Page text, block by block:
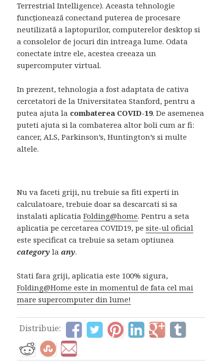
Terrestrial Intelligence). Aceasta tehnologie
funcționează conectand puterea de procesare
neutilizată a laptopurilor, computerelor desktop si
a consolelor de jocuri din intreaga lume. Odata
conectate intre ele, acestea creeaza un
supercomputer virtual.
In prezent, tehnologia a fost adaptata de cativa
cercetatori de la Universitatea Stanford, pentru a
putea ajuta la combaterea COVID-19. De asemenea
puteti ajuta si la combaterea altor boli cum ar fi:
cancer, ALS, Parkinson’s, Huntington’s si multe
altele.
Nu va faceti griji, nu trebuie sa fiti experti in
calculatoare, trebuie doar sa descarcati si sa
instalati aplicatiaFolding@home. Pentru a seta
aplicatia pe cercetarea COVID19, pesite-ul oficial
este specificat ca trebuie sa setam optiunea
categorylaany.
Stati fara griji, aplicatia este 100% sigura,
Folding@Home este in momentul de fata cel mai
mare supercomputer din lume!
Distribuie: